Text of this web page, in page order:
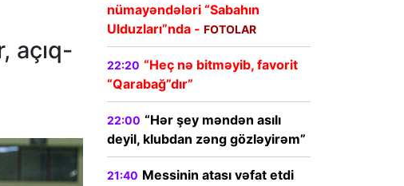
açıq-
nümayəndələri “Sabahın
Ulduzları”nda - FOTOLAR
22:20 “Heç nə bitməyib, favorit
“Qarabağ”dır”
22:00 “Hər şey məndən asılı
deyil, klubdan zəng gözləyirəm”
21:40 Messinin atası vəfat etdi